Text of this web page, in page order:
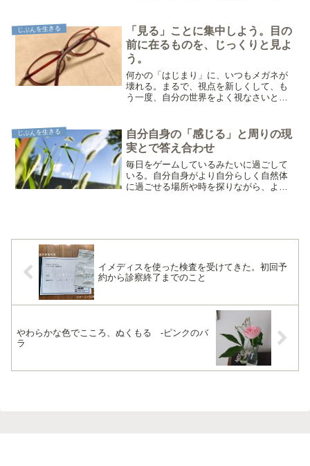
いか、どうすればうまくやれそうか。と
考えすぎて、自分の気もち...
じぶんを生きる
「見る」ことに集中しよう。目の
前に在るものを、じっくりと見よ
う。
何かの「はじまり」に、いつもメガネが
壊れる。まるで、視点を新しくして、も
う一度、自分の世界をよく視なさいとで
ら、ぼろぼろ崩れて短くなった。右耳の
うしろが当たる部分も、朽...
じぶんを生きる
自分自身の「感じる」と周りの現
実とで答え合わせ
毎日をゲームしているみたいに過ごして
いる。自分自身がより自分らしく自然体
に過ごせる場所や時を探りながら、より
イメディスを使った検査を受けてきた。初回予
約から診察終了までのこと
やわらかな色でこころ、ぬくもる -ピンクのバ
ラ